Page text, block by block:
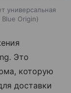
универсальная
Blue Origin
Это
которую
доставки